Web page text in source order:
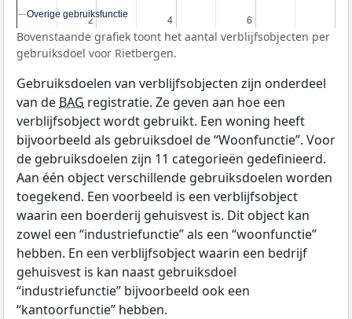
2
2 4
4 6
6
Overige gebruiksfunctie
Overige gebruiksfunctie
Bovenstaande grafiek toont het aantal verblijfsobjecten per
gebruiksdoel voor Rietbergen.
Gebruiksdoelen van verblijfsobjecten zijn onderdeel
van de BAG registratie. Ze geven aan hoe een
verblijfsobject wordt gebruikt. Een woning heeft
bijvoorbeeld als gebruiksdoel de “Woonfunctie”. Voor
de gebruiksdoelen zijn 11 categorieën gedefinieerd.
Aan één object verschillende gebruiksdoelen worden
toegekend. Een voorbeeld is een verblijfsobject
waarin een boerderij gehuisvest is. Dit object kan
zowel een “industriefunctie” als een “woonfunctie”
hebben. En een verblijfsobject waarin een bedrijf
gehuisvest is kan naast gebruiksdoel
“industriefunctie” bijvoorbeeld ook een
“kantoorfunctie” hebben.